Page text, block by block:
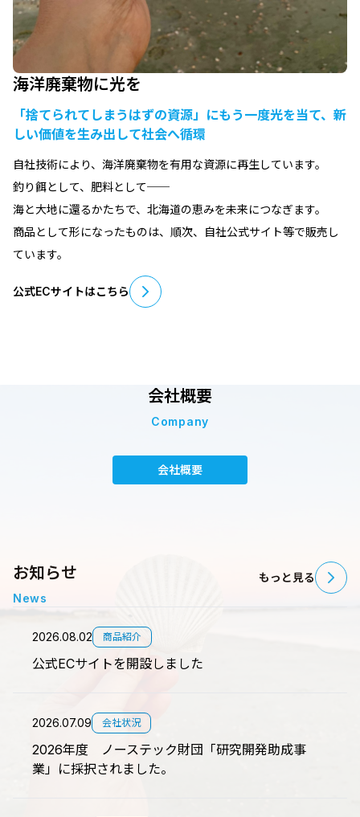
海洋廃棄物に光を
「捨てられてしまうはずの資源」にもう一度光を当て、新
しい価値を生み出して社会へ循環
自社技術により、海洋廃棄物を有用な資源に再生しています。
釣り餌として、肥料として──
海と大地に還るかたちで、北海道の恵みを未来につなぎます。
商品として形になったものは、順次、自社公式サイト等で販売し
ています。
公式ECサイトはこちら
会社概要
Company
会社概要
お知らせ
News
もっと見る
2026.08.02 商品紹介
公式ECサイトを開設しました
2026.07.09 会社状況
2026年度 ノーステック財団「研究開発助成事
業」に採択されました。